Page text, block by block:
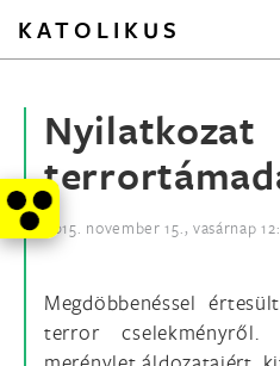
KATOLIKUS
2015. november 15., vasárnap
Megdöbbenéssel
terror